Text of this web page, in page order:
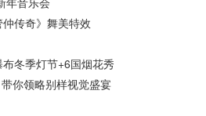
传奇》舞美特效
冬季灯节+6国烟花秀
你领略别样视觉盛宴